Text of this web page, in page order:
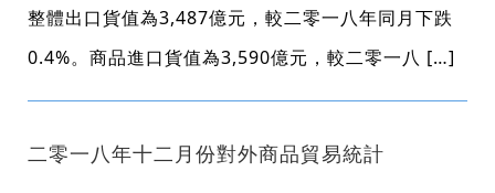
整體出口貨值為3,487億元，較二零一八年同月下跌
0.4%。商品進口貨值為3,590億元，較二零一八 […]
二零一八年十二月份對外商品貿易統計